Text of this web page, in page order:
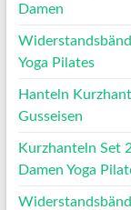
Damen
Yoga Pilates
Hanteln
Gusseisen
Kurzhanteln Set
Damen Yoga